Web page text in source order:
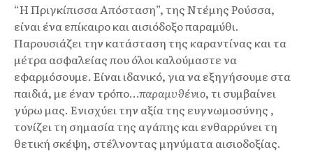
“Η Πριγκίπισσα Απόσταση”, της Ντέμης Ρούσσα,
είναι ένα επίκαιρο και αισιόδοξο παραμύθι.
Παρουσιάζει την κατάσταση της καραντίνας και τα
μέτρα ασφαλείας που όλοι καλούμαστε να
εφαρμόσουμε. Είναι ιδανικό, για να εξηγήσουμε στα
παιδιά, με έναν τρόπο…παραμυθένιο, τι συμβαίνει
γύρω μας. Ενισχύει την αξία της ευγνωμοσύνης ,
τονίζει τη σημασία της αγάπης και ενθαρρύνει τη
θετική σκέψη, στέλνοντας μηνύματα αισιοδοξίας.